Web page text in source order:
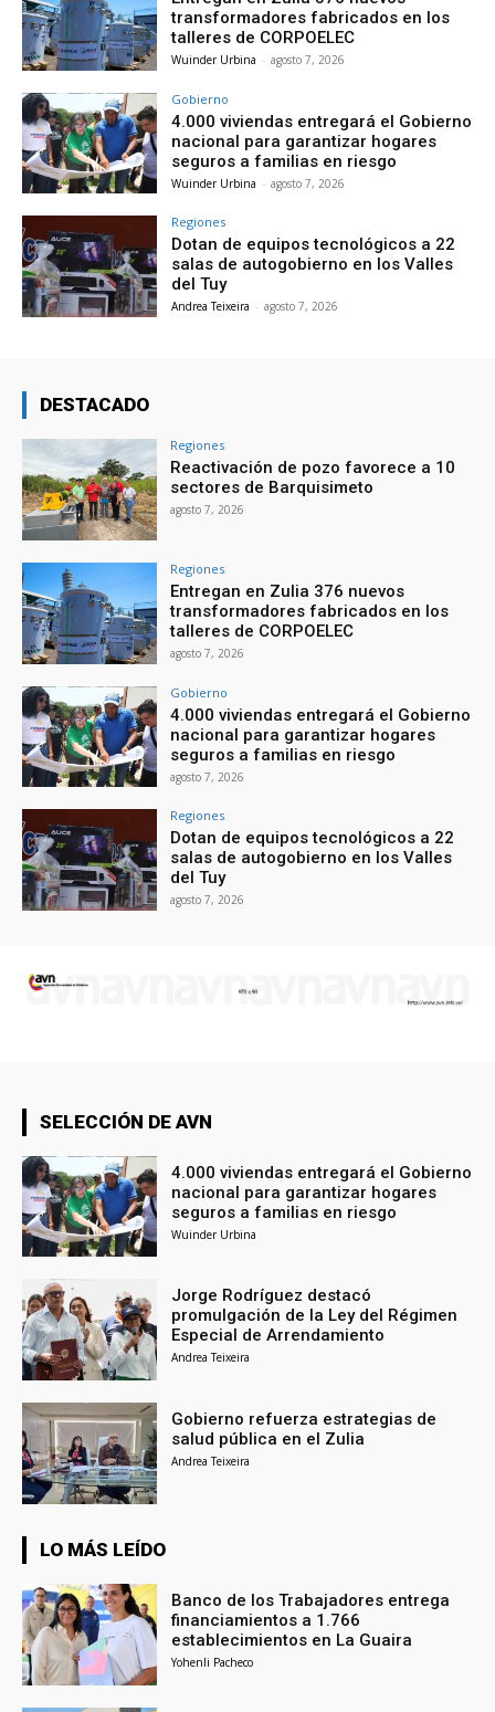
transformadores fabricados en los
talleres de CORPOELEC
Wuinder Urbina - agosto 7, 2026
Gobierno
4.000 viviendas entregará el Gobierno
nacional para garantizar hogares
seguros a familias en riesgo
Wuinder Urbina - agosto 7, 2026
Regiones
Dotan de equipos tecnológicos a 22
salas de autogobierno en los Valles
del Tuy
Andrea Teixeira - agosto 7, 2026
DESTACADO
Regiones
Reactivación de pozo favorece a 10
sectores de Barquisimeto
agosto 7, 2026
Regiones
Entregan en Zulia 376 nuevos
transformadores fabricados en los
talleres de CORPOELEC
agosto 7, 2026
Gobierno
4.000 viviendas entregará el Gobierno
nacional para garantizar hogares
seguros a familias en riesgo
agosto 7, 2026
Regiones
Dotan de equipos tecnológicos a 22
salas de autogobierno en los Valles
del Tuy
agosto 7, 2026
SELECCIÓN DE AVN
4.000 viviendas entregará el Gobierno
nacional para garantizar hogares
seguros a familias en riesgo
Wuinder Urbina
Jorge Rodríguez destacó
promulgación de la Ley del Régimen
Especial de Arrendamiento
Andrea Teixeira
Gobierno refuerza estrategias de
salud pública en el Zulia
Andrea Teixeira
LO MÁS LEÍDO
Banco de los Trabajadores entrega
financiamientos a 1.766
establecimientos en La Guaira
Yohenli Pacheco